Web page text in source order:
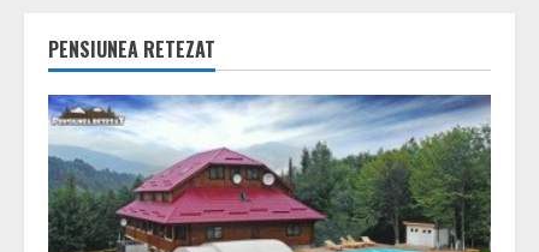
PENSIUNEA RETEZAT